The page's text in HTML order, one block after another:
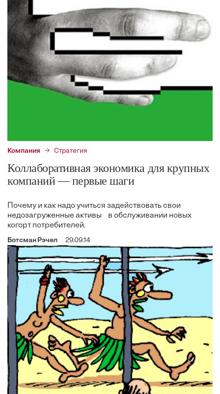
Компания Стратегия
Коллаборативная экономика для крупных
компаний — первые шаги
Почему и как надо учиться задействовать свои
недозагруженные активы в обслуживании новых
когорт потребителей.
Ботсман Рэчел 29.09.14